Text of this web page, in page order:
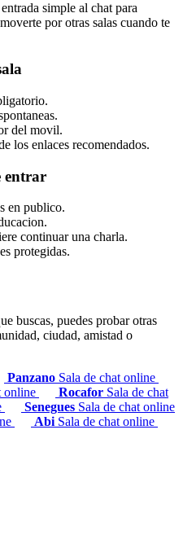
simple al chat para
por otras salas cuando te
del movil.
los enlaces recomendados.
entrar
en publico.
continuar una charla.
protegidas.
buscas, puedes probar otras
ciudad, amistad o
Panzano Sala de chat online
online Rocafor Sala de chat
Senegues Sala de chat online
Abi Sala de chat online